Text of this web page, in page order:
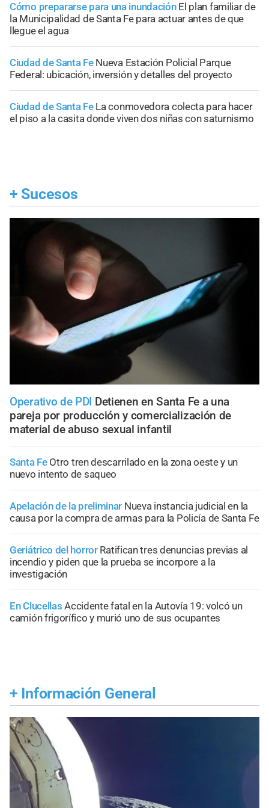
Cómo prepararse para una inundación El plan familiar de
la Municipalidad de Santa Fe para actuar antes de que
llegue el agua
Ciudad de Santa Fe Nueva Estación Policial Parque
Federal: ubicación, inversión y detalles del proyecto
Ciudad de Santa Fe La conmovedora colecta para hacer
el piso a la casita donde viven dos niñas con saturnismo
+ Sucesos
Operativo de PDI Detienen en Santa Fe a una
pareja por producción y comercialización de
material de abuso sexual infantil
Santa Fe Otro tren descarrilado en la zona oeste y un
nuevo intento de saqueo
Apelación de la preliminar Nueva instancia judicial en la
causa por la compra de armas para la Policía de Santa Fe
Geriátrico del horror Ratifican tres denuncias previas al
incendio y piden que la prueba se incorpore a la
investigación
En Clucellas Accidente fatal en la Autovía 19: volcó un
camión frigorífico y murió uno de sus ocupantes
+ Información General